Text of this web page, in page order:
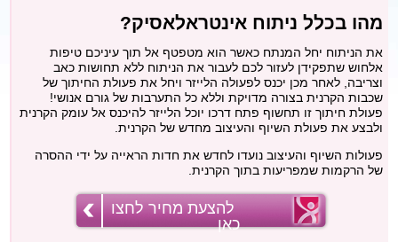
כללי
בלוג
מהו בכלל ניתוח אינטראלאסיק?
את הניתוח יחל המנתח כאשר הוא מטפטף אל תוך עיניכם טיפות
אלחוש שתפקידן לעזור לכם לעבור את הניתוח ללא תחושות כאב
וצריבה, לאחר מכן יכנס לפעולה הלייזר ויחל את פעולת החיתוך של
שכבות הקרנית בצורה מדויקת וללא כל התערבות של גורם אנושי!
פעולת חיתוך זו תחשוף פתח דרכו יוכל הלייזר להיכנס אל עומק הקרנית
ולבצע את פעולת השיוף והעיצוב מחדש של הקרנית.
פעולות השיוף והעיצוב נועדו לחדש את חדות הראייה על ידי ההסרה
של הרקמות שמפריעות בתוך הקרנית.
להצעת מחיר לחצו
כאן